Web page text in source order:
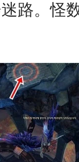
路。怪